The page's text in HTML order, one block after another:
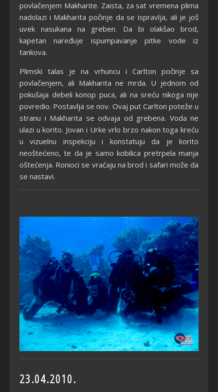
povlačenjem Makharite. Zaista, za sat vremena plima
nadolazi i Makharita počinje da se ispravlja, ali je još
uvek nasukana na greben. Da bi olakšao brod,
kapetan naređuje ispumpavanje pitke vode iz
tankova.
Plimski talas je na vrhuncu i Carlton počinje sa
povlačenjem, ali Makharita ne mrda. U jednom od
pokušaja debeli konop puca, ali na sreću nikoga nije
povredio. Postavlja se nov. Ovaj put Carlton poteže u
stranu i Makharita se odvaja od grebena. Voda ne
ulazi u korito. Jovan i Urke vrlo brzo nakon toga kreću
u vizuelnu inspekciju i konstatuju da je korito
neoštećeno, te da je samo kobilica pretrpela manja
oštećenja. Ronioci se vraćaju na brod i safari može da
se nastavi.
23.04.2010.